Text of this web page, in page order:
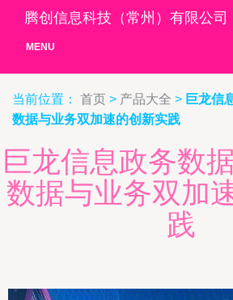
腾创信息科技（常州）有限公司
MENU
当前位置： 首页 > 产品大全 > 巨龙信
数据与业务双加速的创新实践
巨龙信息政务数
数据与业务双加
践